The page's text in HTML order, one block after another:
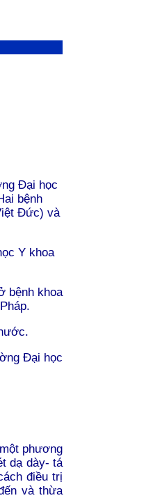
Ðại học
bệnh
Ðức) và
Y khoa
bệnh khoa
Đại học
phương
dạ dày- tá
điều trị
và thừa